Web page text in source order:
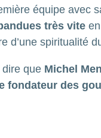
équipe avec
très vite
d’une spiritualité
que Michel
fondateur des